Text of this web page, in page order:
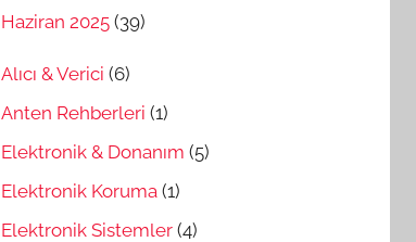
Haziran 2025 (39)
Alıcı & Verici (6)
Anten Rehberleri (1)
Elektronik & Donanım (5)
Elektronik Koruma (1)
Elektronik Sistemler (4)